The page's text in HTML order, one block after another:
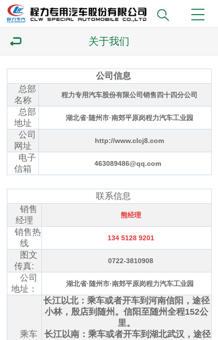
关于我们
公司信息
总部
名称
程力专用汽车股份有限公司销售四十四分公司
总部
地址
湖北省·随州市·南郊平原岗程力汽车工业园
公司
网址
http://www.clcj8.com
电子
信箱
463089486@qq.com
联系信息
销售
经理
熊经理
销售热
线
134 5128 9201
图文
传真:
0722-3810908
公司
地址：
湖北省·随州市·南郊平原岗程力汽车工业园
乘车
长江以北：乘车或者开车到河南信阳，途径
小林，殷店到随州。信阳至随州全程152公
里。
长江以南：乘车或者开车到湖北武汉，途径